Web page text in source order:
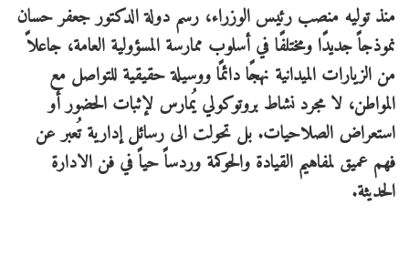
منذ توليه منصب رئيس الوزراء، رسم دولة الدكتور جعفر حسان
نموذجاً جديدًا ومختلفًا في أسلوب ممارسة المسؤولية العامة، جاعلاً
من الزيارات الميدانية نهجًا دائمًا ووسيلة حقيقية للتواصل مع
المواطن، لا مجرد نشاط بروتوكولي يُمارس لإثبات الحضور أو
استعراض الصلاحيات. بل تحولت الى رسائل إدارية تُعبر عن
فهم عميق لمفاهيم القيادة والحوكمة وردساً حياً في فن الادارة
الحديثة.